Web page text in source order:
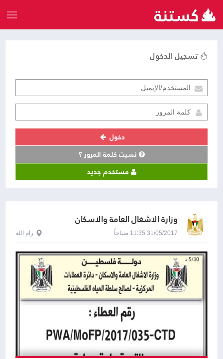
تسجيل الدخول
دخول
نسيت كلمة المرور ؟
مستخدم جديد
وزارة الاشغال العامة والاسكان
31/05/2017 11:35 صباحاً رام الله